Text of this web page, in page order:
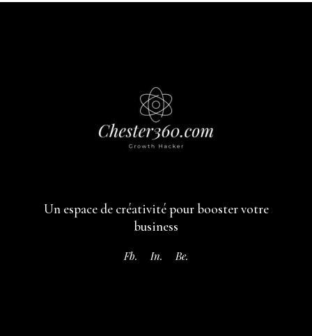
Un espace de créativité pour booster votre
business
Fb. In. Be.